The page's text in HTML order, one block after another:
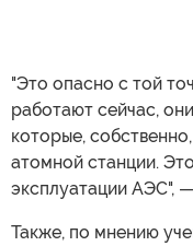
"Это опасно с той
работают сейчас,
которые,
атомной станции.
эксплуатации АЭС",
Также, по мнению